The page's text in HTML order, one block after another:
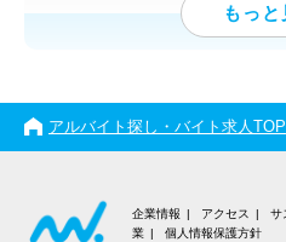
アルバイト探し・バイト求人TOP
企業情報 アクセス サ
業
個人情報保護方針